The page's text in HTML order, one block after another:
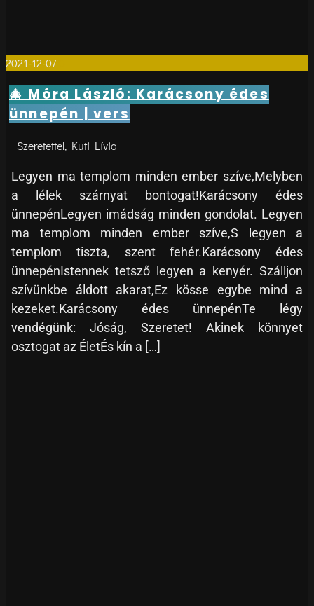
2021-12-07
🎄 Móra László: Karácsony édes
ünnepén | vers
Kuti Lívia
Legyen ma templom minden ember szíve,Melyben
a lélek szárnyat bontogat!Karácsony édes
ünnepénLegyen imádság minden gondolat. Legyen
ma templom minden ember szíve,S legyen a
templom tiszta, szent fehér.Karácsony édes
ünnepénIstennek tetsző legyen a kenyér. Szálljon
szívünkbe áldott akarat,Ez kösse egybe mind a
kezeket.Karácsony édes ünnepénTe légy
vendégünk: Jóság, Szeretet! Akinek könnyet
osztogat az ÉletÉs kín a […]